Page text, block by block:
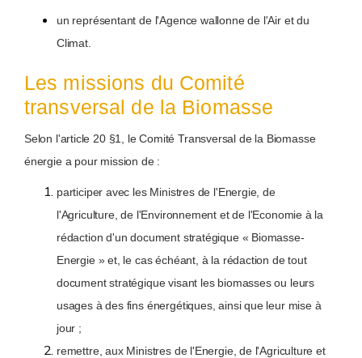
un représentant de l'Agence wallonne de l'Air et du
Climat.
Les missions du Comité
transversal de la Biomasse
Selon l'article 20 §1, le Comité Transversal de la Biomasse
énergie a pour mission de :
participer avec les Ministres de l'Energie, de
l'Agriculture, de l'Environnement et de l'Economie à la
rédaction d'un document stratégique « Biomasse-
Energie » et, le cas échéant, à la rédaction de tout
document stratégique visant les biomasses ou leurs
usages à des fins énergétiques, ainsi que leur mise à
jour ;
remettre, aux Ministres de l'Energie, de l'Agriculture et